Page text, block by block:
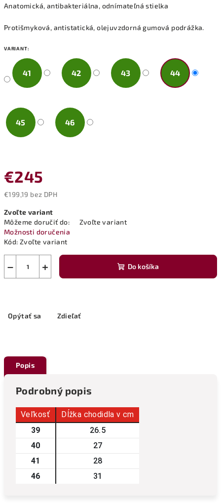
Anatomická, antibakteriálna, odnímateľná stielka
Protišmyková, antistatická, olejuvzdorná gumová podrážka.
VARIANT:
41 42 43 44
45 46
€245
€199,19 bez DPH
cena:
Zvoľte variant
Môžeme doručiť do:
Zvoľte variant
Možnosti doručenia
Kód: Zvoľte variant
+
− Do košíka
Opýtať sa Zdieľať
Popis
Podrobný popis
Veľkosť
Dĺžka chodidla v cm
39
26.5
40
27
41
28
46
31